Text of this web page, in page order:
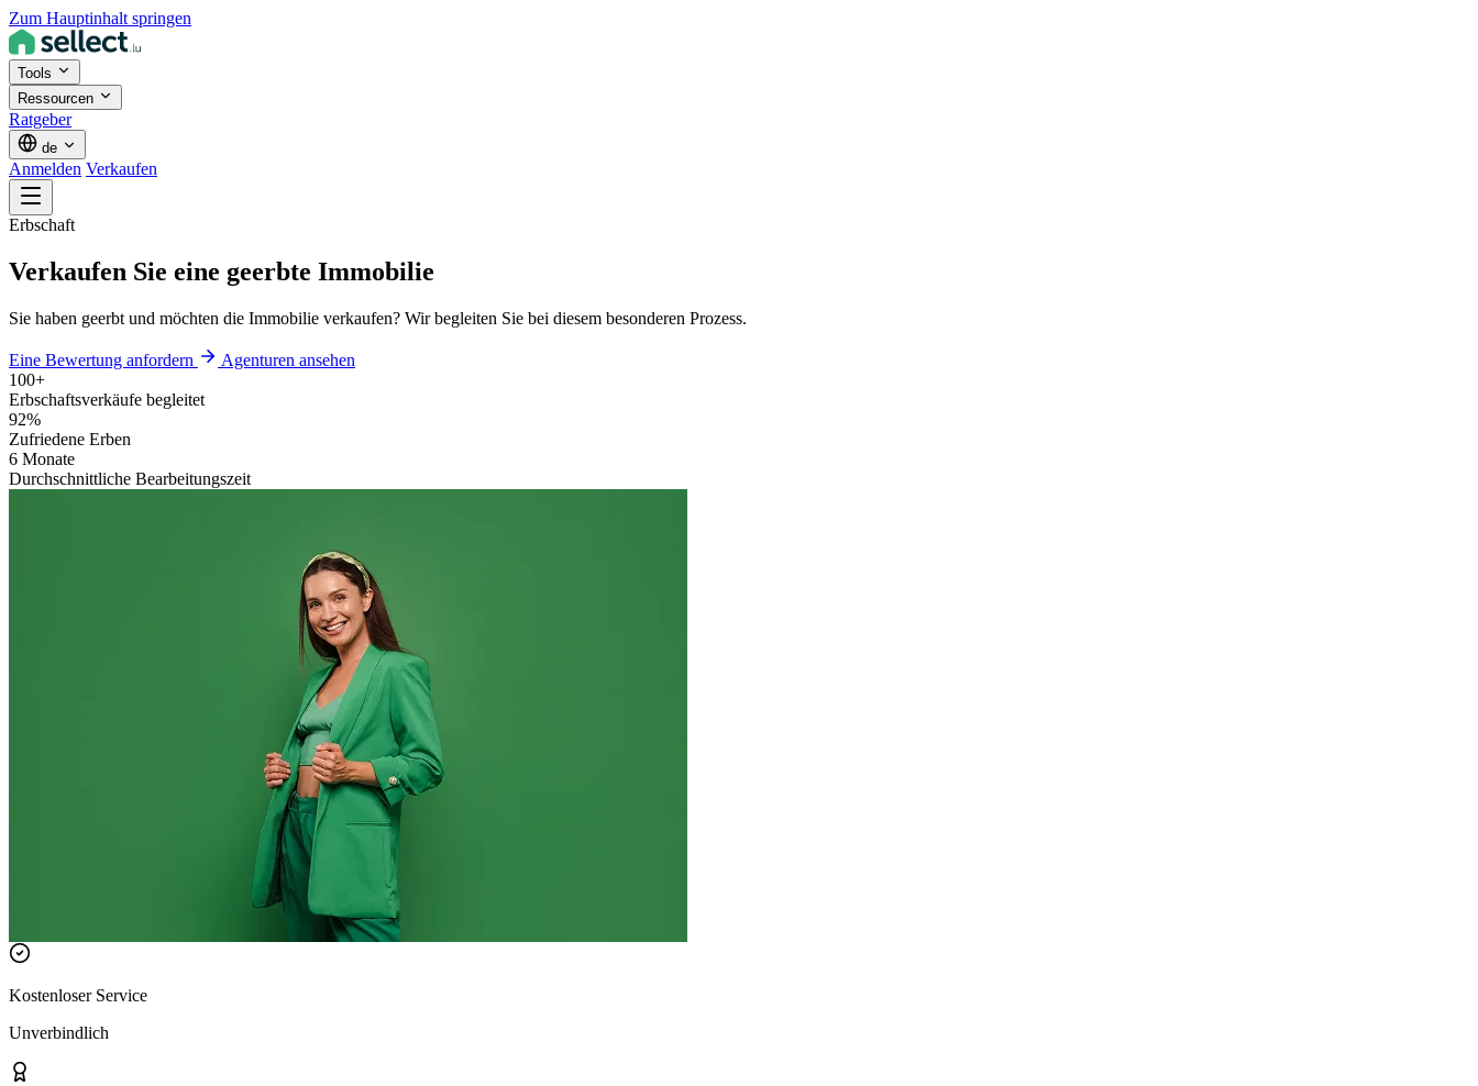
Zum Hauptinhalt springen
Tools
Ressourcen
Ratgeber
de
Anmelden Verkaufen
Erbschaft
Verkaufen Sie eine geerbte Immobilie
Sie haben geerbt und möchten die Immobilie verkaufen? Wir begleiten Sie bei diesem besonderen Prozess.
Eine Bewertung anfordern
Agenturen ansehen
100+
Erbschaftsverkäufe begleitet
92%
Zufriedene Erben
6 Monate
Durchschnittliche Bearbeitungszeit
Kostenloser Service
Unverbindlich